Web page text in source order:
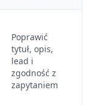
Poprawić
tytuł, opis,
lead i
zgodność z
zapytaniem